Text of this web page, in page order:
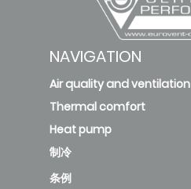
NAVIGATION
Air quality and ventilation
Thermal comfort
Heat pump
制冷
条例